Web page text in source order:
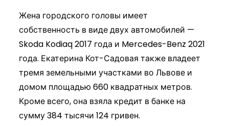
Жена городского головы имеет
собственность в виде двух автомобилей —
Skoda Kodiaq 2017 года и Mercedes-Benz 2021
года. Екатерина Кот-Садовая также владеет
тремя земельными участками во Львове и
домом площадью 660 квадратных метров.
Кроме всего, она взяла кредит в банке на
сумму 384 тысячи 124 гривен.